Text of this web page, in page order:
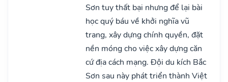
Sơn tuy thất bại nhưng để lại bài
học quý báu về khởi nghĩa vũ
trang, xây dựng chính quyền, đặt
nền móng cho việc xây dựng căn
cứ địa cách mạng. Đội du kích Bắc
Sơn sau này phát triển thành Việt